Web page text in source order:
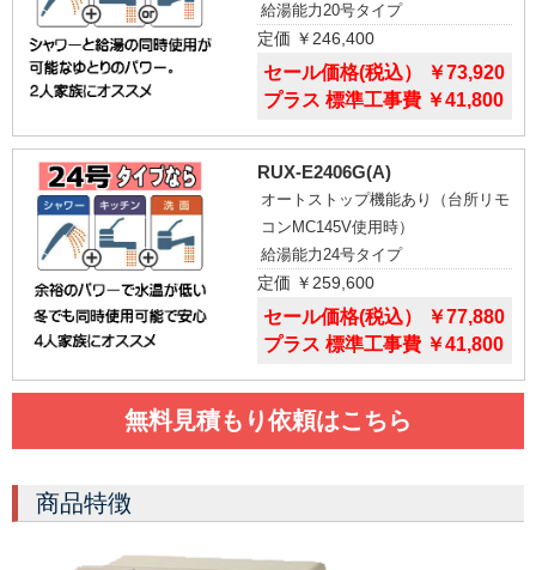
給湯能力20号タイプ
定価 ￥246,400
セール価格(税込） ￥73,920
プラス 標準工事費 ￥41,800
RUX-E2406G(A)
オートストップ機能あり（台所リモ
コンMC145V使用時）
給湯能力24号タイプ
定価 ￥259,600
セール価格(税込） ￥77,880
プラス 標準工事費 ￥41,800
無料見積もり依頼はこちら
商品特徴